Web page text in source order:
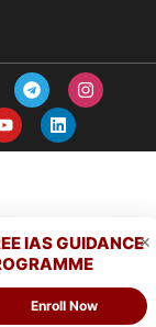
×
IAS GUIDANCE
Enroll Now